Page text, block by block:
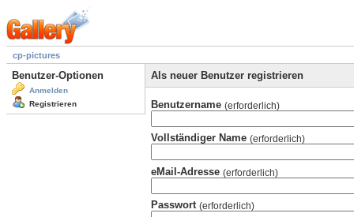
cp-pictures
Benutzer-Optionen
Anmelden
Registrieren
Als neuer Benutzer registrieren
Benutzername (erforderlich)
Vollständiger Name (erforderlich)
eMail-Adresse (erforderlich)
Passwort (erforderlich)